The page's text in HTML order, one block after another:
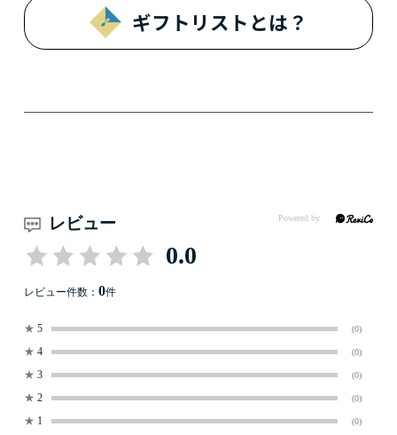
ギフトリストとは？
レビュー
0.0
レビュー件数： 0件
★ 5 (0)
★ 4 (0)
★ 3 (0)
★ 2 (0)
★ 1 (0)